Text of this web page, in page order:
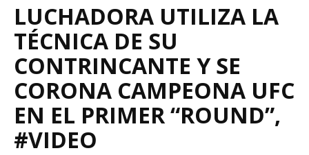
LUCHADORA UTILIZA LA
TÉCNICA DE SU
CONTRINCANTE Y SE
CORONA CAMPEONA UFC
EN EL PRIMER “ROUND”,
#VIDEO